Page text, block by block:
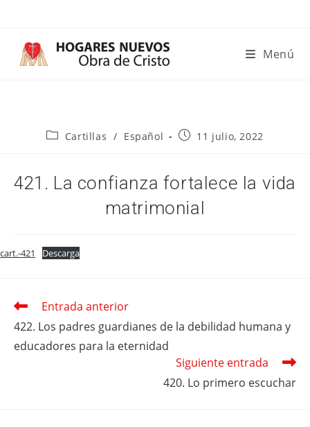
contenido
Menú
Categoría
entrada:
Cartillas / Español
Publicación
entrada:
11 julio, 2022
421. La confianza fortalece la vida
matrimonial
cart.-421 Descarga
Leer
artículos
Entrada anterior
422. Los padres guardianes de la debilidad humana y
educadores para la eternidad
Siguiente entrada
420. Lo primero escuchar